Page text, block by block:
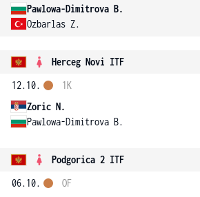
Pawlowa-Dimitrova B.
Ozbarlas Z.
Herceg Novi ITF
12.10.
Zoric N.
Pawlowa-Dimitrova B.
1K
Podgorica 2 ITF
06.10.
OF